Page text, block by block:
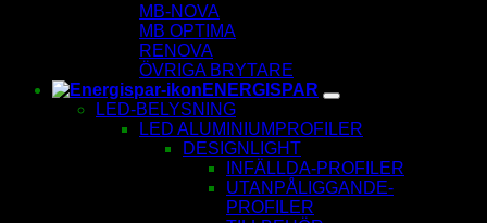
MB-NOVA
MB OPTIMA
RENOVA
ÖVRIGA BRYTARE
ENERGISPAR
LED-BELYSNING
LED ALUMINIUMPROFILER
DESIGNLIGHT
INFÄLLDA-PROFILER
UTANPÅLIGGANDE-
PROFILER